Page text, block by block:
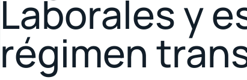
Laborales y
régimen